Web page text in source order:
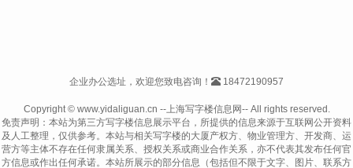
企业办公选址，欢迎您致电咨询！ 18472190957
Copyright © www.yidaliguan.cn --上海写字楼信息网-- All rights reserved.
免责声明：本站为第三方写字楼信息展示平台，所提供的信息来源于互联网公开资料
及人工整理，仅供参考。本站与相关写字楼的大厦产权方、物业管理方、开发商、运
营方等主体不存在任何隶属关系、授权关系或商业合作关系，亦不代表其发布任何官
方信息或作出任何承诺。本站所展示的部分信息（包括但不限于文字、图片、联系方